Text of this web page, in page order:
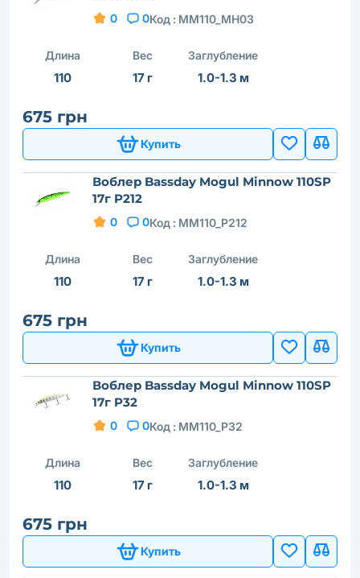
0 0Код : MM110_MH03
Длина
110
Вес
17 г
Заглубление
1.0-1.3 м
675 грн
Купить
Воблер Bassday Mogul Minnow 110SP
17г P212
0 0Код : MM110_P212
Длина
110
Вес
17 г
Заглубление
1.0-1.3 м
675 грн
Купить
Воблер Bassday Mogul Minnow 110SP
17г P32
0 0Код : MM110_P32
Длина
110
Вес
17 г
Заглубление
1.0-1.3 м
675 грн
Купить